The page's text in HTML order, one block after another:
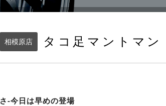
相模原店 タコ足マントマン
さ-今日は早めの登場